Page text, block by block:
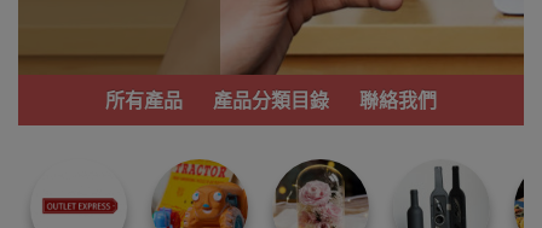
功能齊備的產
品。
我們每月會固定
尋找最更新、最
潮、有特色而且
優惠的優質產
所有產品 產品分類目錄 聯絡我們